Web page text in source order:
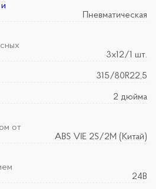
Пневматическая
3х12/1 шт.
315/80R22,5
2 дюйма
от
ABS VIE 2S/2M (Китай)
24В